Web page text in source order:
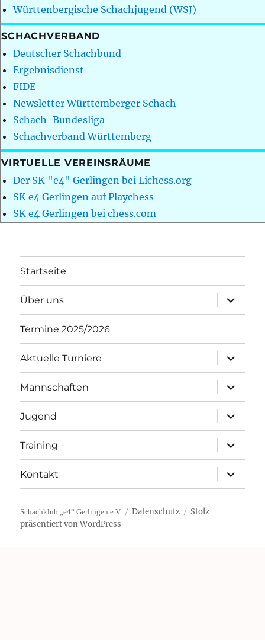
Württenbergische Schachjugend (WSJ)
SCHACHVERBAND
Deutscher Schachbund
Ergebnisdienst
FIDE
Newsletter Württemberger Schach
Schach-Bundesliga
Schachverband Württemberg
VIRTUELLE VEREINSRÄUME
Der SK "e4" Gerlingen bei Lichess.org
SK e4 Gerlingen auf Playchess
SK e4 Gerlingen bei chess.com
Startseite
Über uns
öffnen
Termine 2025/2026
Aktuelle Turniere
öffnen
Mannschaften
öffnen
Jugend
öffnen
Training
öffnen
Kontakt
öffnen
Schachklub „e4“ Gerlingen e.V. Datenschutz
Stolz
präsentiert von WordPress